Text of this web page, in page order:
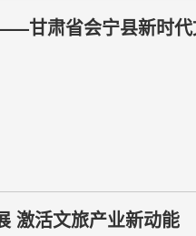
甘肃省会宁县新时
激活文旅产业新动能